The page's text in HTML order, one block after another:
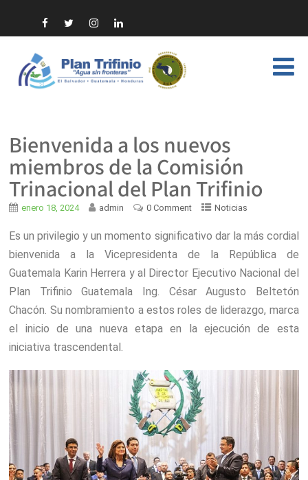
Bienvenida a los nuevos
miembros de la Comisión
Trinacional del Plan Trifinio
enero 18, 2024 admin 0 Comment Noticias
Es un privilegio y un momento significativo dar la más cordial
bienvenida a la Vicepresidenta de la República de
Guatemala Karin Herrera y al Director Ejecutivo Nacional del
Plan Trifinio Guatemala Ing. César Augusto Beltetón
Chacón. Su nombramiento a estos roles de liderazgo, marca
el inicio de una nueva etapa en la ejecución de esta
iniciativa trascendental.